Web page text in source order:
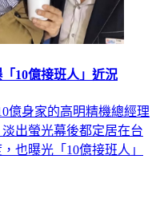
10億接班人」近況
億身家的高明精機總經理
出螢光幕後都定居在台
也曝光「10億接班人」